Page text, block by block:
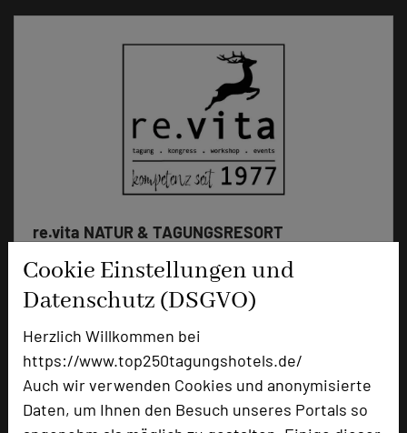
Cookie Einstellungen und
Datenschutz (DSGVO)
Herzlich Willkommen bei
https://www.top250tagungshotels.de/
Auch wir verwenden Cookies und anonymisierte
Daten, um Ihnen den Besuch unseres Portals so
re.vita NATUR & TAGUNGSRESORT
Sebastian-Kneipp-Promenade 56
37431 Bad Lauterberg
+49 5524 83041
mail Email
Homepage